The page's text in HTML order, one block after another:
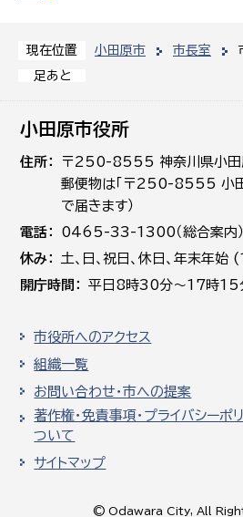
現在位置 小田原市 市長室
足あと
小田原市役所
住所
〒250-8555 神奈川県小田
郵便物は「〒250-8555 小田
で届きます）
電話
0465-33-1300（総合案内）
休み
土､日､祝日、休日、年末年
開庁時間
平日8時30分～17時15
市役所へのアクセス
組織一覧
お問い合わせ・市への提案
著作権・免責事項・プライバシーポ
ついて
サイトマップ
© Odawara City, All